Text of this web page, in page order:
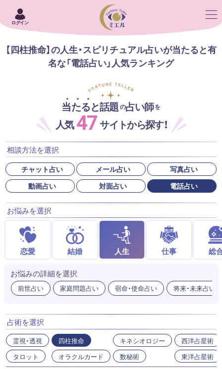
ログイン
【四柱推命】の人生・スピリチュアル占いが当たると有
名な「電話占い」人気ランキング
当たると話題の占い師を
人気47サイトから探す！
相談方法を選択
チャット占い メール占い
写真占い
動画占い
対面占い 電話占い
お悩みを選択
恋愛 結婚 人生 仕事 総
お悩みの詳細を選択
前世占い 家庭問題占い 宿命・使命占い 将来・未来占い
占術を選択
霊視・透視
タロット
四柱推命
オラクルカード
キネシオロジー
数秘術
西洋占星術
東洋占星術